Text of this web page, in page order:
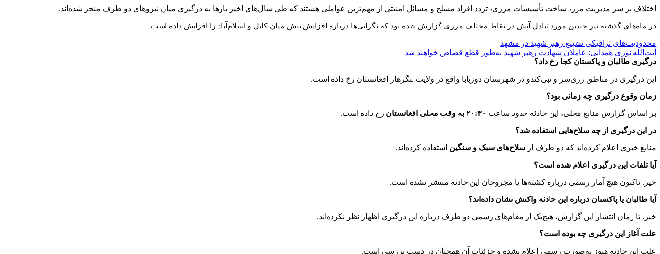
اختلاف بر سر مدیریت مرز، ساخت تأسیسات مرزی، تردد افراد مسلح و مسائل امنیتی از مهم‌ترین عواملی هستند که طی سال‌های اخیر بارها به درگیری میان نیروهای دو طرف منجر شده‌اند.
در ماه‌های گذشته نیز چندین مورد تبادل آتش در نقاط مختلف مرزی گزارش شده بود که نگرانی‌ها درباره افزایش تنش میان کابل و اسلام‌آباد را افزایش داده است.
محدودیت‌های ترافیکی تشییع رهبر شهید در مشهد
آیت‌الله نوری همدانی: عاملان شهادت رهبر شهید به‌طور قطع قصاص خواهند شد
درگیری طالبان و پاکستان کجا رخ داد؟
این درگیری در مناطق زری‌سر و تبی‌کندو در شهرستان دوربابا واقع در ولایت ننگرهار افغانستان رخ داده است.
زمان وقوع درگیری چه زمانی بود؟
بر اساس گزارش منابع محلی، این حادثه حدود ساعت ۲۰:۳۰ به وقت محلی افغانستان رخ داده است.
در این درگیری از چه سلاح‌هایی استفاده شد؟
منابع خبری اعلام کرده‌اند که دو طرف از سلاح‌های سبک و سنگین استفاده کرده‌اند.
آیا تلفات این درگیری اعلام شده است؟
خیر. تاکنون هیچ آمار رسمی درباره کشته‌ها یا مجروحان این حادثه منتشر نشده است.
آیا طالبان یا پاکستان درباره این حادثه واکنش نشان داده‌اند؟
خیر. تا زمان انتشار این گزارش، هیچ‌یک از مقام‌های رسمی دو طرف درباره این درگیری اظهار نظر نکرده‌اند.
علت آغاز این درگیری چه بوده است؟
علت این حادثه هنوز به‌صورت رسمی اعلام نشده و جزئیات آن همچنان در دست بررسی است.